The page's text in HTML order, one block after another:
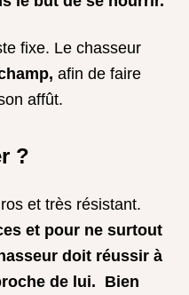
fixe. Le chasseur
afin de faire
affût.
?
et très résistant.
et pour ne surtout
doit réussir à
de lui. Bien